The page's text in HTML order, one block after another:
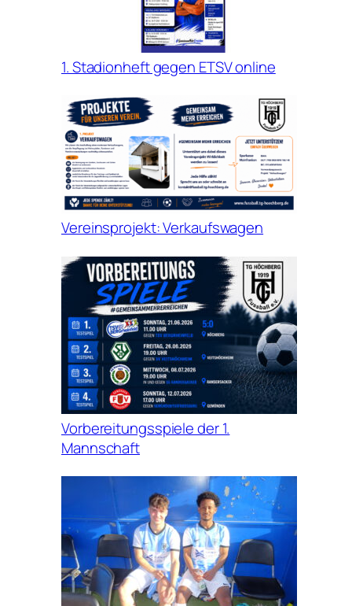
1. Stadionheft gegen ETSV online
Vereinsprojekt: Verkaufswagen
Vorbereitungsspiele der 1.
Mannschaft